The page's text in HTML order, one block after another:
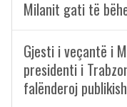
Milanit gati të
Gjesti i veçantë i
presidenti i
falënderoj